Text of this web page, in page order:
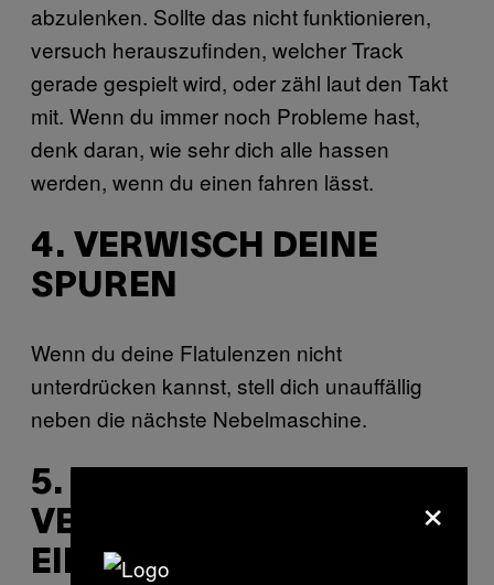
abzulenken. Sollte das nicht funktionieren,
versuch herauszufinden, welcher Track
gerade gespielt wird, oder zähl laut den Takt
mit. Wenn du immer noch Probleme hast,
denk daran, wie sehr dich alle hassen
werden, wenn du einen fahren lässt.
4. VERWISCH DEINE
SPUREN
Wenn du deine Flatulenzen nicht
unterdrücken kannst, stell dich unauffällig
neben die nächste Nebelmaschine.
5. VERLASS DEN
VERDAMMTEN CLUB
EINFACH UND GEH
×